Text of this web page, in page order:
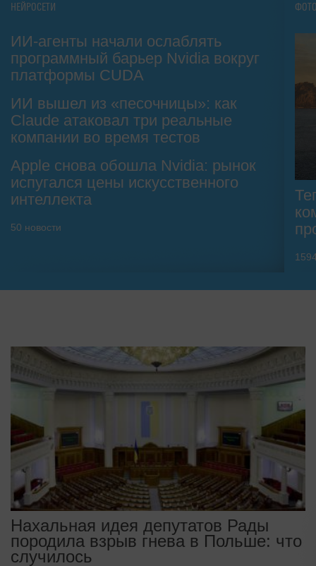
НЕЙРОСЕТИ
ИИ-агенты начали ослаблять
программный барьер Nvidia вокруг
платформы CUDA
ИИ вышел из «песочницы»: как
Claude атаковал три реальные
компании во время тестов
Apple снова обошла Nvidia: рынок
испугался цены искусственного
интеллекта
50 новости
Нахальная идея депутатов Рады
породила взрыв гнева в Польше: что
случилось